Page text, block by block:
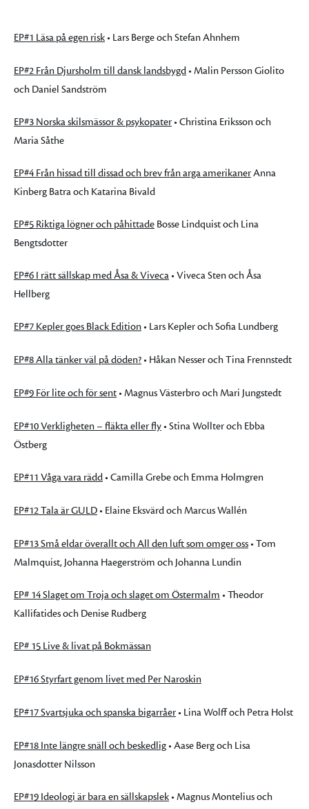
EP#1 Läsa på egen risk• Lars Berge och Stefan Ahnhem
EP#2 Från Djursholm till dansk landsbygd• Malin Persson Giolito
och Daniel Sandström
EP#3 Norska skilsmässor & psykopater• Christina Eriksson och
Maria Såthe
EP#4 Från hissad till dissad och brev från arga amerikanerAnna
Kinberg Batra och Katarina Bivald
EP#5 Riktiga lögner och påhittade Bosse Lindquist och Lina
Bengtsdotter
EP#6 I rätt sällskap med Åsa & Viveca• Viveca Sten och Åsa
Hellberg
EP#7 Kepler goes Black Edition• Lars Kepler och Sofia Lundberg
EP#8 Alla tänker väl på döden?• Håkan Nesser och Tina Frennstedt
EP#9 För lite och för sent• Magnus Västerbro och Mari Jungstedt
EP#10 Verkligheten – fläkta eller fly• Stina Wollter och Ebba
Östberg
EP#11 Våga vara rädd• Camilla Grebe och Emma Holmgren
EP#12 Tala är GULD• Elaine Eksvärd och Marcus Wallén
EP#13 Små eldar överallt och All den luft som omger oss• Tom
Malmquist, Johanna Haegerström och Johanna Lundin
EP# 14 Slaget om Troja och slaget om Östermalm • Theodor
Kallifatides och Denise Rudberg
EP# 15 Live & livat på Bokmässan
EP#16 Styrfart genom livet med Per Naroskin
EP#17 Svartsjuka och spanska bigarråer• Lina Wolff och Petra Holst
EP#18 Inte längre snäll och beskedlig• Aase Berg och Lisa
Jonasdotter Nilsson
EP#19 Ideologi är bara en sällskapslek• Magnus Montelius och